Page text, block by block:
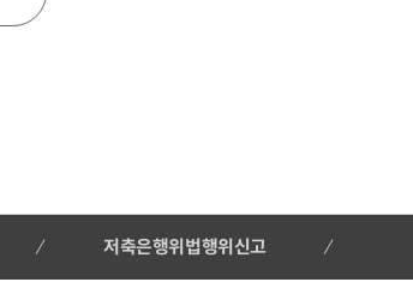
저축은행위법행위신고